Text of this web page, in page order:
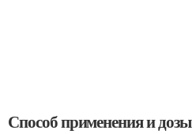
Способ применения и дозы